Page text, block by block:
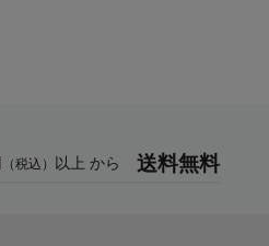
（税込） 以上 から 送料無料